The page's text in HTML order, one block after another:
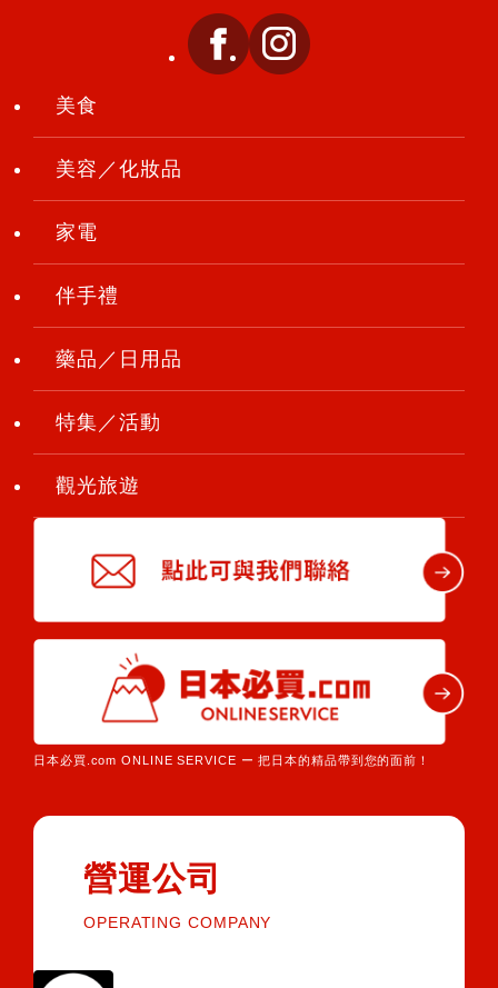
美食
美容／化妝品
家電
伴手禮
藥品／日用品
特集／活動
觀光旅遊
日本必買.com ONLINE SERVICE ー 把日本的精品帶到您的面前！
營運公司
OPERATING COMPANY